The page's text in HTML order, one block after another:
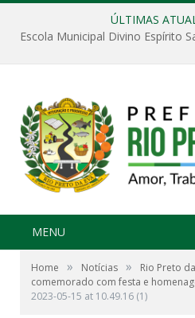
ÚLTIMAS
MENU
Home » Notícias »
Rio Preto
comemorado com festa e
2023-05-15 at 10.49.16 (1)